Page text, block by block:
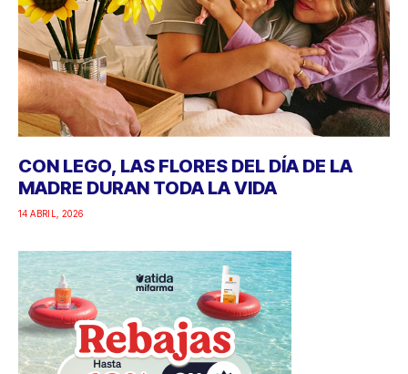
CON LEGO, LAS FLORES DEL DÍA DE LA
MADRE DURAN TODA LA VIDA
14 ABRIL, 2026